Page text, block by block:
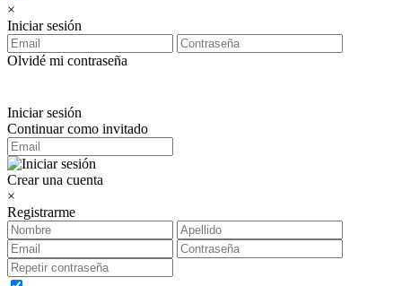
×
Iniciar sesión
Olvidé mi contraseña
Iniciar sesión
Continuar como invitado
Crear una cuenta
×
Registrarme